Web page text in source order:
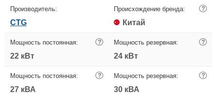
Производитель:
CTG
Происхождение бренда: ?
Китай
Мощность постоянная: ?
22 кВт
Мощность резервная: ?
24 кВт
Мощность постоянная: ?
27 кВА
Мощность резервная: ?
30 кВА